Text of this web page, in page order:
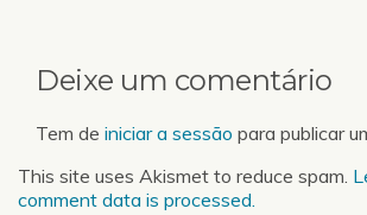
Deixe um comentário
Tem de iniciar a sessão para publicar
This site uses Akismet to reduce spam.
comment data is processed.